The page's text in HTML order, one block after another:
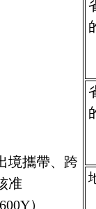
境攜帶、跨
准
）